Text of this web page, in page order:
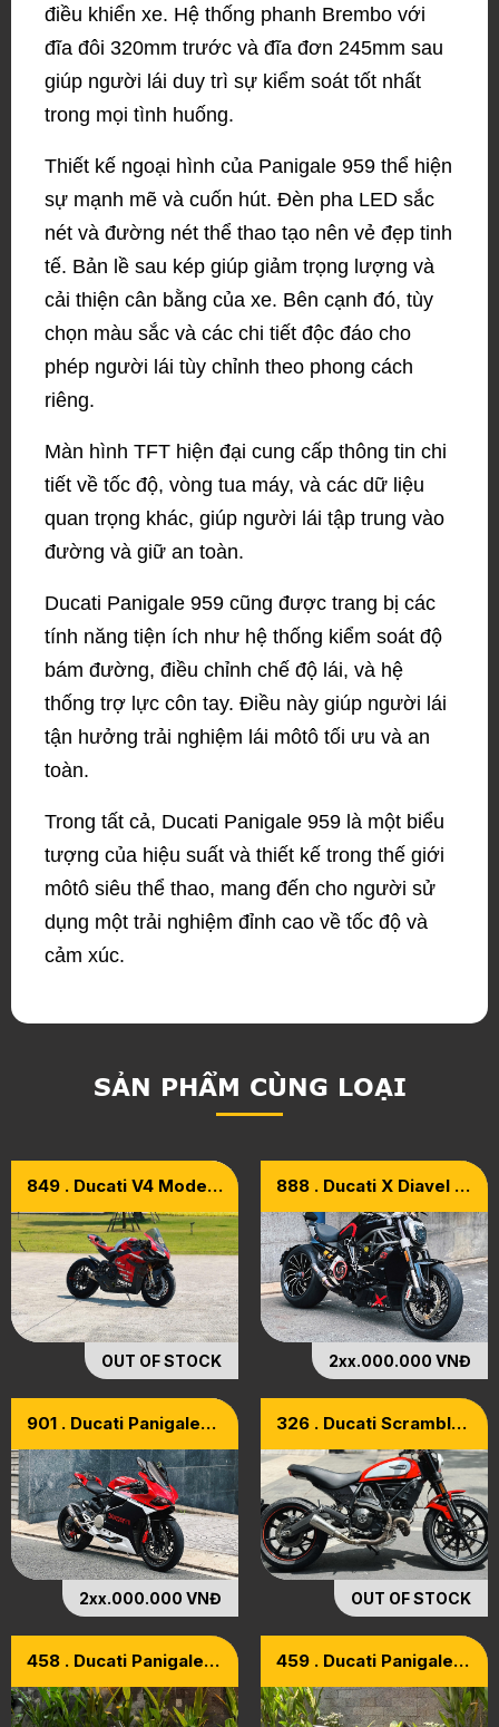
điều khiển xe. Hệ thống phanh Brembo với
đĩa đôi 320mm trước và đĩa đơn 245mm sau
giúp người lái duy trì sự kiểm soát tốt nhất
trong mọi tình huống.
Thiết kế ngoại hình của Panigale 959 thể hiện
sự mạnh mẽ và cuốn hút. Đèn pha LED sắc
nét và đường nét thể thao tạo nên vẻ đẹp tinh
tế. Bản lề sau kép giúp giảm trọng lượng và
cải thiện cân bằng của xe. Bên cạnh đó, tùy
chọn màu sắc và các chi tiết độc đáo cho
phép người lái tùy chỉnh theo phong cách
riêng.
Màn hình TFT hiện đại cung cấp thông tin chi
tiết về tốc độ, vòng tua máy, và các dữ liệu
quan trọng khác, giúp người lái tập trung vào
đường và giữ an toàn.
Ducati Panigale 959 cũng được trang bị các
tính năng tiện ích như hệ thống kiểm soát độ
bám đường, điều chỉnh chế độ lái, và hệ
thống trợ lực côn tay. Điều này giúp người lái
tận hưởng trải nghiệm lái môtô tối ưu và an
toàn.
Trong tất cả, Ducati Panigale 959 là một biểu
tượng của hiệu suất và thiết kế trong thế giới
môtô siêu thể thao, mang đến cho người sử
dụng một trải nghiệm đỉnh cao về tốc độ và
cảm xúc.
SẢN PHẨM CÙNG LOẠI
849 . Ducati V4 Model
Carbon Superleggera
OUT OF STOCK
888 . Ducati X Diavel S
2xx.000.000 VNĐ
901 . Ducati Panigale
2xx.000.000 VNĐ
326 . Ducati Scrambler
2018
OUT OF STOCK
458 . Ducati Panigale
459 . Ducati Panigale